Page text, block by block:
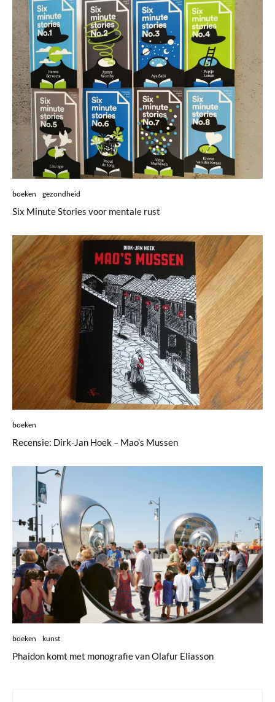
boeken gezondheid
Six Minute Stories voor mentale rust
boeken
Recensie: Dirk-Jan Hoek – Mao’s Mussen
boeken kunst
Phaidon komt met monografie van Olafur Eliasson